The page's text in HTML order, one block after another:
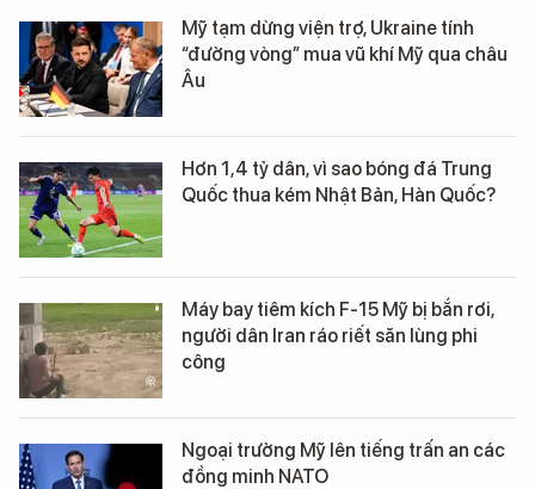
Mỹ tạm dừng viện trợ, Ukraine tính
“đường vòng” mua vũ khí Mỹ qua châu
Âu
Hơn 1,4 tỷ dân, vì sao bóng đá Trung
Quốc thua kém Nhật Bản, Hàn Quốc?
Máy bay tiêm kích F-15 Mỹ bị bắn rơi,
người dân Iran ráo riết săn lùng phi
công
Ngoại trưởng Mỹ lên tiếng trấn an các
đồng minh NATO